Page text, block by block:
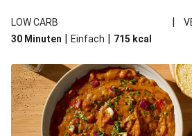
LOW CARB |
30 Minuten | Einfach | 715 kcal